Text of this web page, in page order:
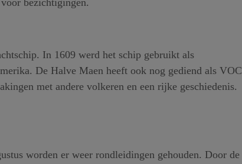
bezichtigingen.
In 1609 werd het schip gebruikt als
De Halve Maen heeft ook nog gediend als VOC
met andere volkeren en een rijke geschiedenis.
worden er weer rondleidingen gehouden. Door de